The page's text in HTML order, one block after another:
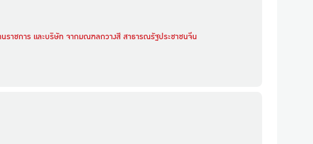
าชการ และบริษัท จากมณฑลกวางสี สาธารณรัฐประชาชนจีน